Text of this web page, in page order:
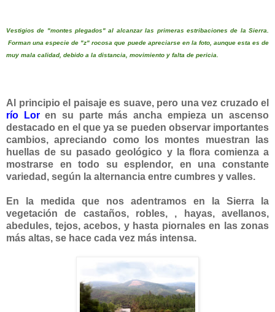
Vestigios de "montes plegados" al alcanzar las primeras estribaciones de la Sierra.
Forman una especie de "z" rocosa que puede apreciarse en la foto, aunque esta es de
muy mala calidad, debido a la distancia, movimiento y falta de pericia.
Al principio el paisaje es suave, pero una vez cruzado el
río Loren su parte más ancha empieza un ascenso
destacado en el que ya se pueden observar importantes
cambios, apreciando como los montes muestran las
huellas de su pasado geológico y la flora comienza a
mostrarse en todo su esplendor, en una constante
variedad, según la alternancia entre cumbres y valles.
En la medida que nos adentramos en la Sierra la
vegetación de castaños, robles, , hayas, avellanos,
abedules, tejos, acebos, y hasta piornales en las zonas
más altas, se hace cada vez más intensa.